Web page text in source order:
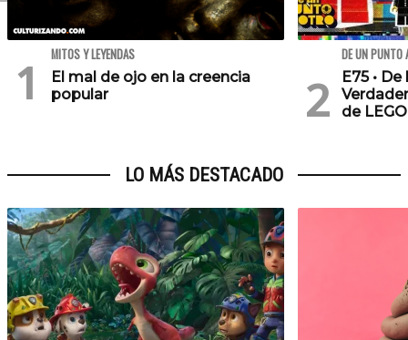
MITOS Y LEYENDAS
El mal de ojo en la creencia
popular
DE UN PUNTO
E75 •
de
LO MÁS DESTACADO